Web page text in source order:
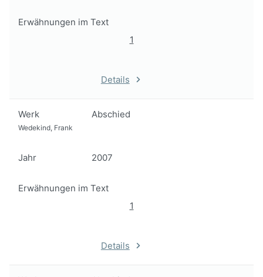
Erwähnungen im Text
1
Details
Werk Abschied
Wedekind, Frank
Jahr 2007
Erwähnungen im Text
1
Details